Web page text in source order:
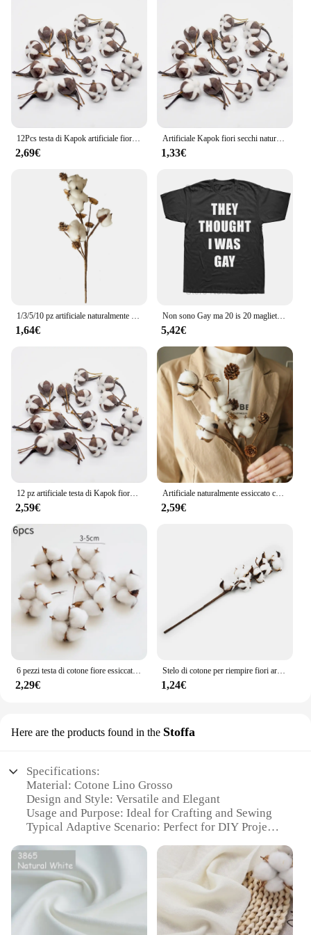
12Pcs testa di Kapok artificiale fiore secco naturale tampone di cotone camera di nozze decorazione pasquale forniture corona fai da te Bouquet confezione regalo
2,69€
Artificiale Kapok fiori secchi naturali simulazione cotone sala nuziale decorazione pasquale forniture confezione regalo Bouquet ghirlanda fai da te
1,33€
1/3/5/10 pz artificiale naturalmente essiccato cotone stelo fiore Filler floreale decorazioni per la casa apy # nappna-milt muslimai fiori artificiali
1,64€
Non sono Gay ma 20 is 20 maglietta divertente cotone Streetwear manica corta lesbiche Gay Pride compleanni regali per feste T-Shirt
5,42€
12 pz artificiale testa di Kapok fiore essiccato bianco cotone naturale testa di fiore fai da te ghirlanda Bouquet decorazione di pasqua autunno decorazioni per la casa
2,59€
Artificiale naturalmente essiccato cotone stelo fiore Filler floreale decorazioni per la casa decorazione in cotone simulato decorazione per interni
2,59€
6 pezzi testa di cotone fiore essiccato naturale fiore artificiale cotone decorazioni natalizie per la casa ghirlanda fai da te ghirlanda floreale materiale da parete
2,29€
Stelo di cotone per riempire fiori artificiali di fattoria naturale Decorazioni per la casa 53 cm per ghirlande Decorazioni per la casa Stelo di cotone essiccato
1,24€
Here are the products found in the Stoffa
Specifications:
Material: Cotone Lino Grosso
Design and Style: Versatile and Elegant
Usage and Purpose: Ideal for Crafting and Sewing
Typical Adaptive Scenario: Perfect for DIY Projects
Sets
Performance and Property: Durable and High-
Quality Fabric
Features:
**Unmatched Quality and Versatility**